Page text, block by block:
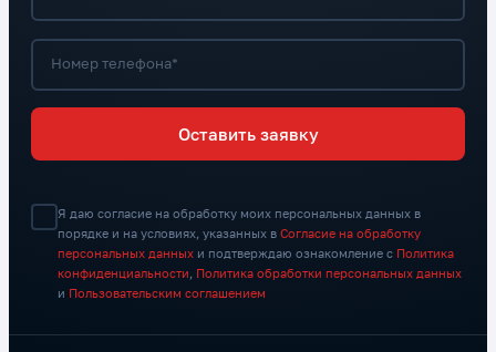
Номер телефона*
Оставить заявку
Я даю согласие на обработку моих персональных данных в
порядке и на условиях, указанных в Согласие на обработку
персональных данных и подтверждаю ознакомление с Политика
конфиденциальности
Политика обработки персональных данных
и Пользовательским соглашением